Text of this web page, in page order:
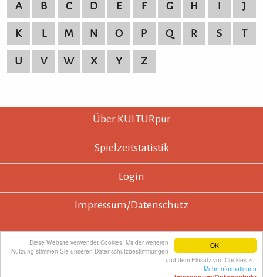
OK!
Diese Website verwendet Cookies. Mit der weiteren
Nutzung stimmen Sie unseren Datenschutzbestimmungen
und dem Einsatz von Cookies zu.
Mehr Informationen
A B C D E F G H I J
K L M N O P Q R S T
U V W X Y Z
KULTURpur - wissen wo was läuft.
KULTURpur FooterÜber KULTURpur
Spielzeitstatistik
Login
Impressum/Datenschutz